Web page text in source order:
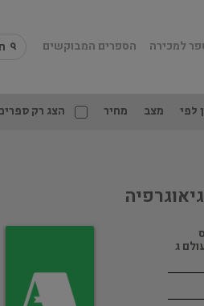
למכירה הספרים המבוקשים
לפי מצב מחיר הצג רק
ג